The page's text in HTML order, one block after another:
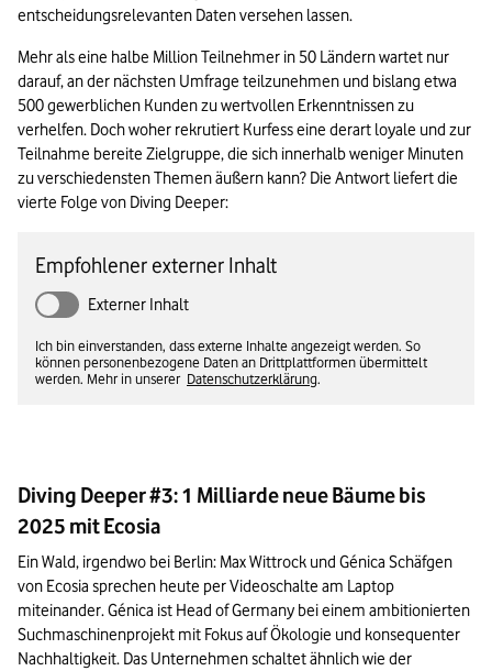
entscheidungsrelevanten Daten versehen lassen.
Mehr als eine halbe Million Teilnehmer in 50 Ländern wartet nur
darauf, an der nächsten Umfrage teilzunehmen und bislang etwa
500 gewerblichen Kunden zu wertvollen Erkenntnissen zu
verhelfen. Doch woher rekrutiert Kurfess eine derart loyale und zur
Teilnahme bereite Zielgruppe, die sich innerhalb weniger Minuten
zu verschiedensten Themen äußern kann? Die Antwort liefert die
vierte Folge von Diving Deeper:
Empfohlener externer Inhalt
Externer Inhalt
Ich bin einverstanden, dass externe Inhalte angezeigt werden. So
können personenbezogene Daten an Drittplattformen übermittelt
werden. Mehr in unserer Datenschutzerklärung.
Diving Deeper #3: 1 Milliarde neue Bäume bis
2025 mit Ecosia
Ein Wald, irgendwo bei Berlin: Max Wittrock und Génica Schäfgen
von Ecosia sprechen heute per Videoschalte am Laptop
miteinander. Génica ist Head of Germany bei einem ambitionierten
Suchmaschinenprojekt mit Fokus auf Ökologie und konsequenter
Nachhaltigkeit. Das Unternehmen schaltet ähnlich wie der